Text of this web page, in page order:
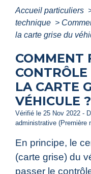
Accueil particuliers
technique >
la carte grise du
COMMENT
LA CARTE
VÉHICULE ?
Vérifié le 25 Nov 2022 -
administrative (Première
En principe, le
(carte grise) du
passer le